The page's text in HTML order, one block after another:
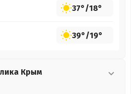
37°/18°
39°/19°
Крым